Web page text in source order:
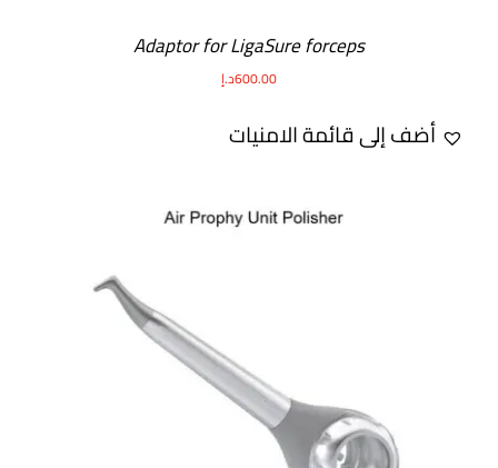
Adaptor for LigaSure forceps
600.00د.إ
أضف إلى قائمة الامنيات